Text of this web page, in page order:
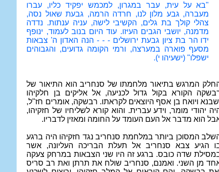
"בא על עית, עבר במגרון, למכמש יפקיד כליו, עברו
מעברה, גבע מלון לנו, חרדה הרמה, גבעת שאול נסה,
צהלי קולך בת גלים, הקשיבי לישה, עניה ענתות. נדדה
מדמנה, יושבי הגבים העיזו. עוד היום בנוב לעמוד, ינופף
ידו הר בת ציון גבעת ירושלים - - - הנה האדון ה' צבאות
מסעף פוארה במערצה, ורמי הקומה גדועים, והגבוהים
ישפלו" (ישעיהו י).
המרגש בתיאור מלחמתו של סנחריב הוא התיאור של
הקורא בקול גדול לכניעה, אל אליקים בן חלקיהו
ויואח בן אסף היוצאים לקראתו. רבשקה, אומרים חז"ל,
יהודי מומר, וידע עברית. והוא קורא לשליחיו של חזקיהו,
הוא מדבר אל העם העומד על החומה ומאזין לדבריו.
המסוכן ביותר במלחמת סנחריב נגד חזקיהו היה ברגע
הגיע צבא סנחריב אל תעלת הבריכה העליונה, אשר
שדה כובס. ברגע זה היו שני הצבאות במרחק צעקה
מן השני. ואמנם, סנחריב שולח את תרתן ואת רב סריס